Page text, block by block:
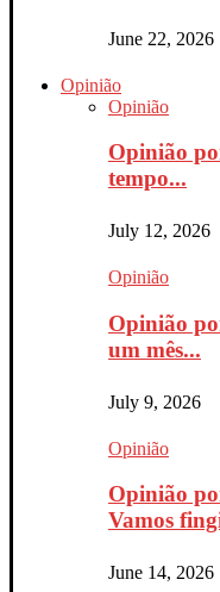
June 22, 2026
Opinião
Opinião
Opinião
tempo...
July 12, 2026
Opinião
Opinião
um mês...
July 9, 2026
Opinião
Opinião
Vamos
June 14, 2026